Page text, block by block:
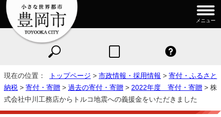
メニュー
現在の位置： トップページ > 市政情報・採用情報 > 寄付・ふるさと
納税 > 寄付・寄贈 > 過去の寄付・寄贈 > 2022年度 寄付・寄贈 > 株
式会社中川工務店からトルコ地震への義援金をいただきました